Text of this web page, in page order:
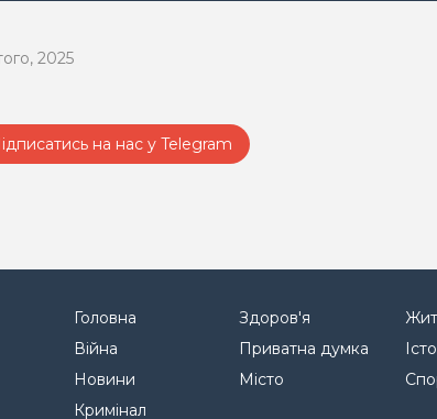
2025
на нас у Telegram
Головна
Війна
Новини
Кримінал
Здоров'я
Приватна думка
Місто